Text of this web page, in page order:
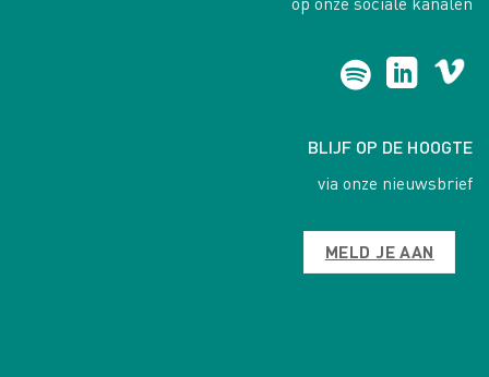
BLIJF OP DE HOOGTE
via onze nieuwsbrief
MELD JE AAN